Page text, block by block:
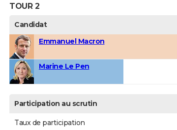
TOUR 2
Candidat
Emmanuel Macron
Marine Le Pen
Participation au scrutin
Taux de participation